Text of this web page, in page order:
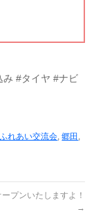
み #タイヤ #ナビ
ふれあい交流会,郷田 ,
プンいたしますよ！
→